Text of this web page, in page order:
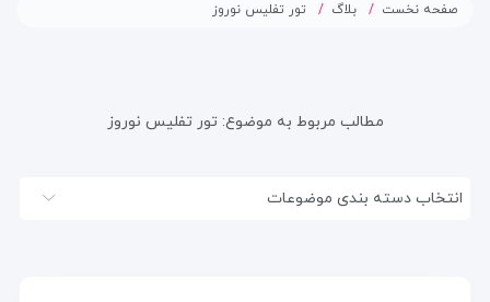
صفحه نخست بلاگ تور تفلیس نوروز
مطالب مربوط به موضوع:تور تفلیس نوروز
انتخاب دسته بندی موضوعات